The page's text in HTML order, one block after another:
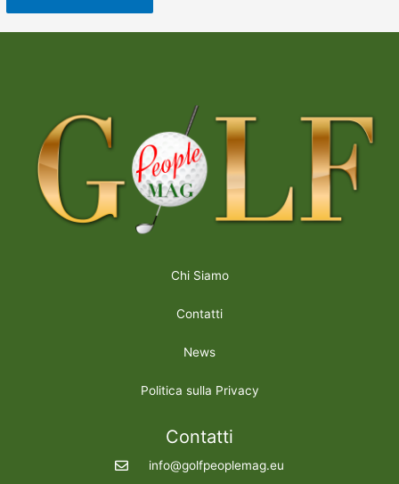
Chi Siamo
Contatti
News
Politica sulla Privacy
Contatti
info@golfpeoplemag.eu